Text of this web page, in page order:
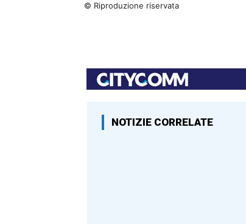
© Riproduzione riservata
NOTIZIE CORRELATE